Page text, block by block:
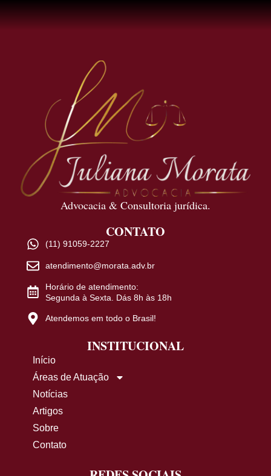
Advocacia & Consultoria jurídica.
CONTATO
(11) 91059-2227
atendimento@morata.adv.br
Horário de atendimento:
Segunda à Sexta. Dás 8h às 18h
Atendemos em todo o Brasil!
INSTITUCIONAL
Início
Áreas de Atuação
Notícias
Artigos
Sobre
Contato